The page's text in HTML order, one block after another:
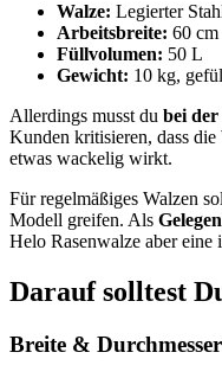
Walze: Legierter
Arbeitsbreite: 60 cm
Füllvolumen: 50 L
Gewicht: 10 kg,
Allerdings musst du bei
Kunden kritisieren, dass
etwas wackelig wirkt.
Für regelmäßiges Walzen
Modell greifen. Als
Helo Rasenwalze aber eine
Darauf solltest
Breite & Durchmesser